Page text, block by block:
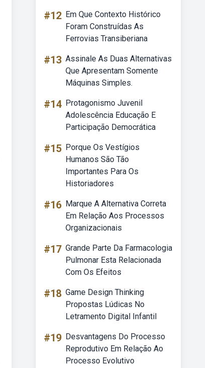
#12 Em Que Contexto Histórico
Foram Construídas As
Ferrovias Transiberiana
#13 Assinale As Duas Alternativas
Que Apresentam Somente
Máquinas Simples.
#14 Protagonismo Juvenil
Adolescência Educação E
Participação Democrática
#15 Porque Os Vestígios
Humanos São Tão
Importantes Para Os
Historiadores
#16 Marque A Alternativa Correta
Em Relação Aos Processos
Organizacionais
#17 Grande Parte Da Farmacologia
Pulmonar Esta Relacionada
Com Os Efeitos
#18 Game Design Thinking
Propostas Lúdicas No
Letramento Digital Infantil
#19 Desvantagens Do Processo
Reprodutivo Em Relação Ao
Processo Evolutivo